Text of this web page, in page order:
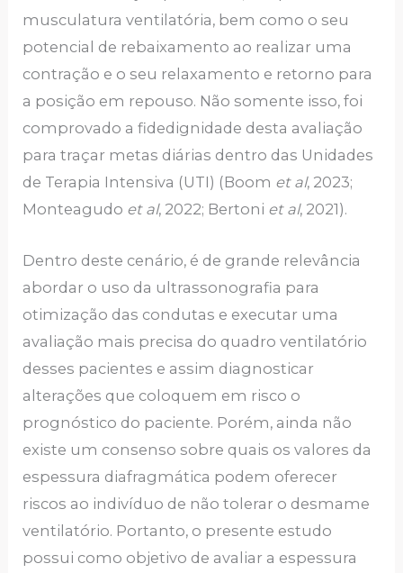
musculatura ventilatória, bem como o seu
potencial de rebaixamento ao realizar uma
contração e o seu relaxamento e retorno para
a posição em repouso. Não somente isso, foi
comprovado a fidedignidade desta avaliação
para traçar metas diárias dentro das Unidades
de Terapia Intensiva (UTI) (Boom et al, 2023;
Monteagudo et al, 2022; Bertoni et al, 2021).
Dentro deste cenário, é de grande relevância
abordar o uso da ultrassonografia para
otimização das condutas e executar uma
avaliação mais precisa do quadro ventilatório
desses pacientes e assim diagnosticar
alterações que coloquem em risco o
prognóstico do paciente. Porém, ainda não
existe um consenso sobre quais os valores da
espessura diafragmática podem oferecer
riscos ao indivíduo de não tolerar o desmame
ventilatório. Portanto, o presente estudo
possui como objetivo de avaliar a espessura